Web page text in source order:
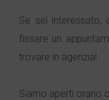
Se sei interessato,
fissare un
trovare in agenzia!
Siamo aperti orario